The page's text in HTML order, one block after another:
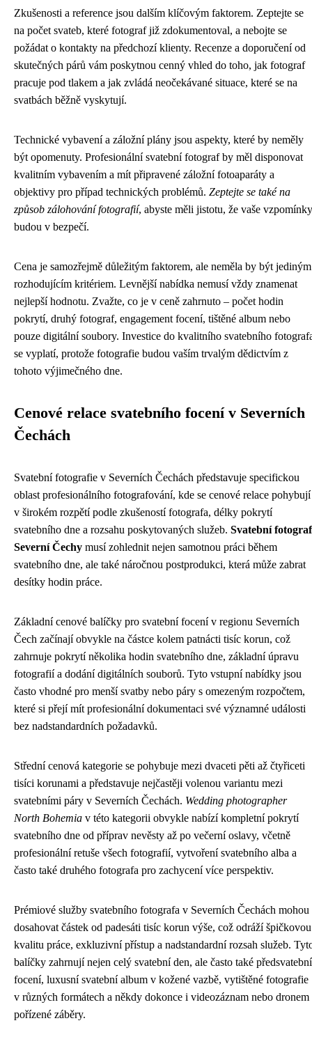
Zkušenosti a reference jsou dalším klíčovým faktorem. Zeptejte se
na počet svateb, které fotograf již zdokumentoval, a nebojte se
požádat o kontakty na předchozí klienty. Recenze a doporučení od
skutečných párů vám poskytnou cenný vhled do toho, jak fotograf
pracuje pod tlakem a jak zvládá neočekávané situace, které se na
svatbách běžně vyskytují.
Technické vybavení a záložní plány jsou aspekty, které by neměly
být opomenuty. Profesionální svatební fotograf by měl disponovat
kvalitním vybavením a mít připravené záložní fotoaparáty a
objektivy pro případ technických problémů. Zeptejte se také na
způsob zálohování fotografií, abyste měli jistotu, že vaše vzpomínky
budou v bezpečí.
Cena je samozřejmě důležitým faktorem, ale neměla by být jediným
rozhodujícím kritériem. Levnější nabídka nemusí vždy znamenat
nejlepší hodnotu. Zvažte, co je v ceně zahrnuto – počet hodin
pokrytí, druhý fotograf, engagement focení, tištěné album nebo
pouze digitální soubory. Investice do kvalitního svatebního
se vyplatí, protože fotografie budou vaším trvalým dědictvím z
tohoto výjimečného dne.
Cenové relace svatebního focení v Severních
Čechách
Svatební fotografie v Severních Čechách představuje specifickou
oblast profesionálního fotografování, kde se cenové relace pohybují
v širokém rozpětí podle zkušeností fotografa, délky pokrytí
svatebního dne a rozsahu poskytovaných služeb. Svatební fotograf
Severní Čechy musí zohlednit nejen samotnou práci během
svatebního dne, ale také náročnou postprodukci, která může zabrat
desítky hodin práce.
Základní cenové balíčky pro svatební focení v regionu Severních
Čech začínají obvykle na částce kolem patnácti tisíc korun, což
zahrnuje pokrytí několika hodin svatebního dne, základní úpravu
fotografií a dodání digitálních souborů. Tyto vstupní nabídky jsou
často vhodné pro menší svatby nebo páry s omezeným rozpočtem,
které si přejí mít profesionální dokumentaci své významné události
bez nadstandardních požadavků.
Střední cenová kategorie se pohybuje mezi dvaceti pěti až čtyřiceti
tisíci korunami a představuje nejčastěji volenou variantu mezi
svatebními páry v Severních Čechách. Wedding photographer
North Bohemia v této kategorii obvykle nabízí kompletní pokrytí
svatebního dne od příprav nevěsty až po večerní oslavy, včetně
profesionální retuše všech fotografií, vytvoření svatebního alba a
často také druhého fotografa pro zachycení více perspektiv.
Prémiové služby svatebního fotografa v Severních Čechách mohou
dosahovat částek od padesáti tisíc korun výše, což odráží špičkovou
kvalitu práce, exkluzivní přístup a nadstandardní rozsah služeb.
balíčky zahrnují nejen celý svatební den, ale často také předsvatební
focení, luxusní svatební album v kožené vazbě, vytištěné fotografie
v různých formátech a někdy dokonce i videozáznam nebo dronem
pořízené záběry.